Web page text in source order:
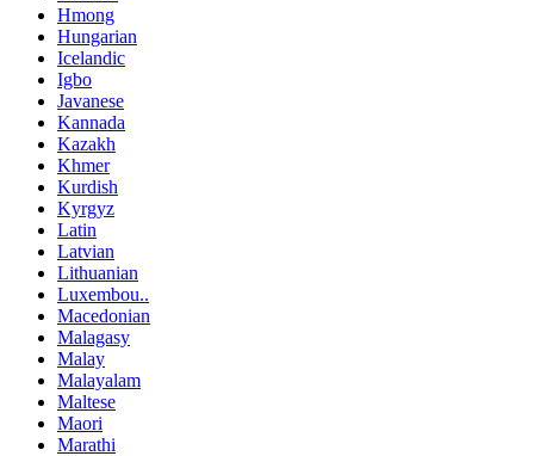
Hmong
Hungarian
Icelandic
Igbo
Javanese
Kannada
Kazakh
Khmer
Kurdish
Kyrgyz
Latin
Latvian
Lithuanian
Luxembou..
Macedonian
Malagasy
Malay
Malayalam
Maltese
Maori
Marathi